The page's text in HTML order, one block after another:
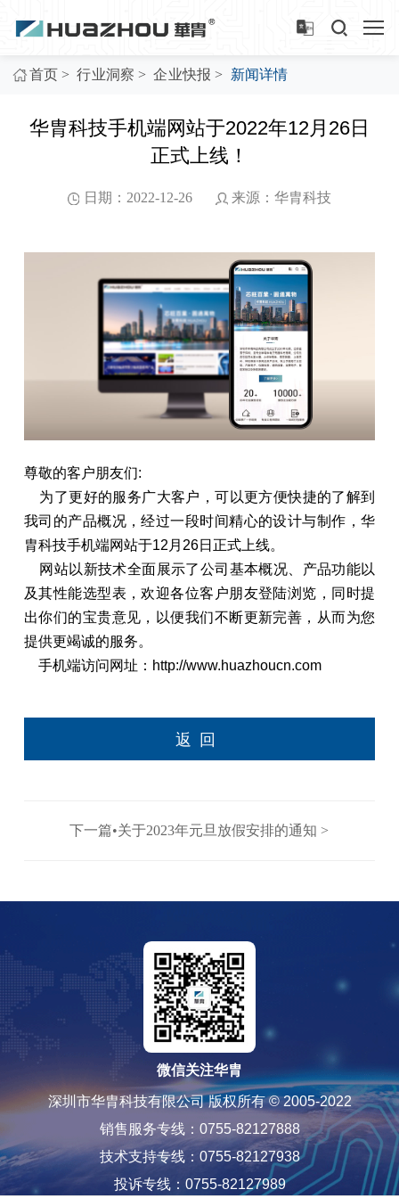
首页 > 行业洞察 > 企业快报 > 新闻详情
华胄科技手机端⽹站于2022年12⽉26日
正式上线！
日期：2022-12-26 来源：华胄科技
尊敬的客户朋友们:
为了更好的服务⼴⼤客户，可以更⽅便快捷的了解到
我司的产品概况，经过⼀段时间精⼼的设计与制作，华
胄科技手机端⽹站于12⽉26日正式上线。
⽹站以新技术全⾯展示了公司基本概况、产品功能以
及其性能选型表，欢迎各位客户朋友登陆浏览，同时提
出你们的宝贵意见，以便我们不断更新完善，从而为您
提供更竭诚的服务。
手机端访问网址：http://www.huazhoucn.com
返回
下一篇•关于2023年元旦放假安排的通知 >
微信关注华胄
深圳市华胄科技有限公司 版权所有 © 2005-2022
销售服务专线：0755-82127888
技术支持专线：0755-82127938
投诉专线：0755-82127989